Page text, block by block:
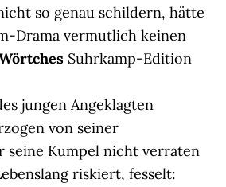
so genau schildern, hätte
Drama vermutlich keinen
Suhrkamp-Edition
jungen Angeklagten
von seiner
seine Kumpel nicht verraten
riskiert, fesselt: